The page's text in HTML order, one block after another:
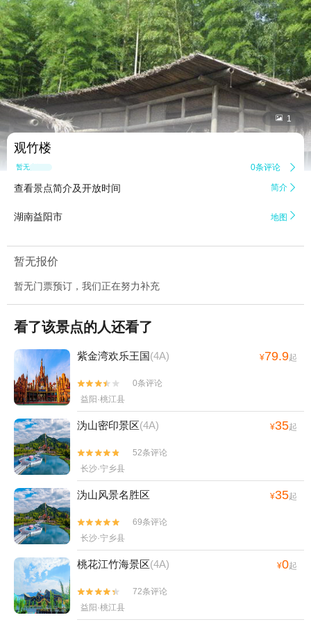
 1
观竹楼
暂无点评 0条评论 
查看景点简介及开放时间 简介 
湖南益阳市 地图 
暂无报价
暂无门票预订，我们正在努力补充
看了该景点的人还看了
紫金湾欢乐王国(4A) ¥79.9起


0条评论
益阳·桃江县
沩山密印景区(4A) ¥35起


52条评论
长沙·宁乡县
沩山风景名胜区 ¥35起


69条评论
长沙·宁乡县
桃花江竹海景区(4A) ¥0起


72条评论
益阳·桃江县
